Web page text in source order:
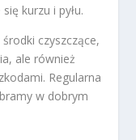
kurzu i pyłu.
czyszczące,
ale również
Regularna
w dobrym